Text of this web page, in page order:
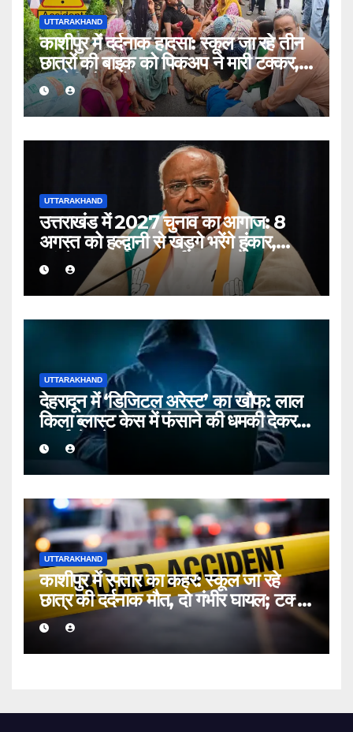
UTTARAKHAND
काशीपुर में दर्दनाक हादसा: स्कूल जा रहे तीन
छात्रों की बाइक को पिकअप ने मारी टक्कर,
एक की मौत, दो घायल
UTTARAKHAND
उत्तराखंड में 2027 चुनाव का आगाज: 8
अगस्त को हल्द्वानी से खड़गे भरेंगे हुंकार,
कांग्रेस का शक्ति प्रदर्शन
UTTARAKHAND
देहरादून में ‘डिजिटल अरेस्ट’ का खौफ: लाल
किला ब्लास्ट केस में फंसाने की धमकी देकर
बुजुर्ग से ठगे ₹13 लाख
UTTARAKHAND
काशीपुर में रफ्तार का कहर: स्कूल जा रहे
छात्र की दर्दनाक मौत, दो गंभीर घायल; टक्कर
मारकर चालक फरार